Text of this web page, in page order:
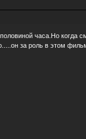
часа.Но когда
за роль в этом